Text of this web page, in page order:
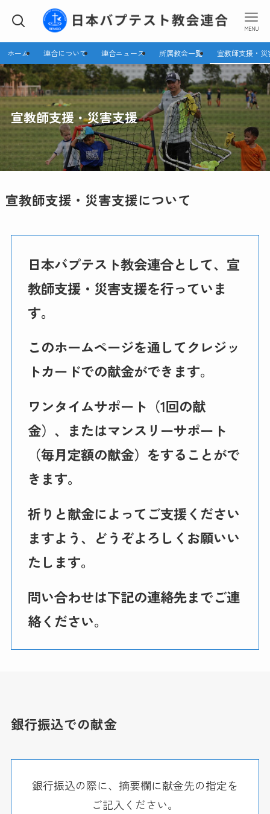
MENU
ホーム 連合について 連合ニュース 所属教会一覧 宣教師支援・災
宣教師支援・災害支援
宣教師支援・災害支援について
日本バプテスト教会連合として、宣
教師支援・災害支援を行っていま
す。
このホームページを通してクレジッ
トカードでの献金ができます。
ワンタイムサポート（1回の献
金）、またはマンスリーサポート
（毎月定額の献金）をすることがで
きます。
祈りと献金によってご支援ください
ますよう、どうぞよろしくお願いい
たします。
問い合わせは下記の連絡先までご連
絡ください。
銀行振込での献金
銀行振込の際に、摘要欄に献金先の指定を
ご記入ください。